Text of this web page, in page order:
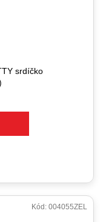
srdíčko
Kód: 004055ZEL